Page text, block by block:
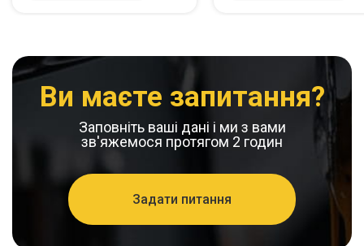
Ви маєте запитання?
Заповніть ваші дані і ми з вами
зв'яжемося протягом 2 годин
Задати питання